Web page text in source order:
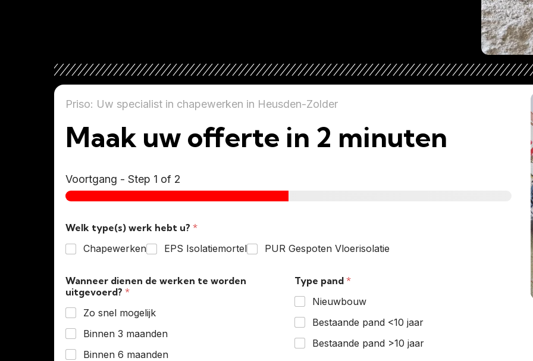
Priso: Uw specialist in chapewerken in Heusden-Zolder
Maak uw offerte in 2 minuten
Voortgang - Step 1 of 2
Welk type(s) werk hebt u? *
Chapewerken
EPS Isolatiemortel PUR Gespoten Vloerisolatie
Wanneer dienen de werken te worden
uitgevoerd? *
Zo snel mogelijk
Binnen 3 maanden
Binnen 6 maanden
Type pand *
Nieuwbouw
Bestaande pand <10 jaar
Bestaande pand >10 jaar